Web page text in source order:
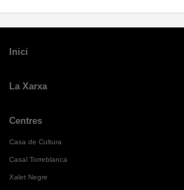
Inici
La Xarxa
Centres
Casa de Cultura
Casal Torreblanca
Xalet Negre